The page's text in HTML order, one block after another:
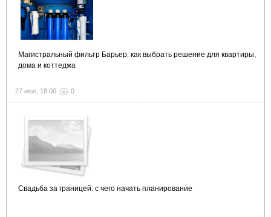
Магистральный фильтр Барьер: как выбрать решение для квартиры,
дома и коттеджа
27 июл, 18:00 0
Свадьба за границей: с чего начать планирование